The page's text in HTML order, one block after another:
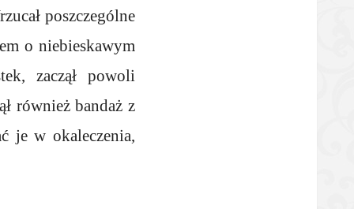
poszczególne
o niebieskawym
zaczął powoli
również bandaż z
je w okaleczenia,